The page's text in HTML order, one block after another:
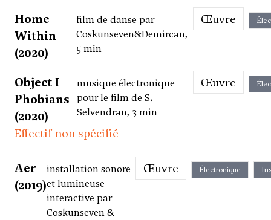
Home
Within
(2020)
film de danse par
Coskunseven&Demircan,
5 min
Œuvre
Object I
Phobians
(2020)
musique électronique
pour le film de S.
Selvendran, 3 min
Œuvre
Effectif non spécifié
Aer
(2019)
installation sonore
et lumineuse
interactive par
Coskunseven &
Œuvre Électronique